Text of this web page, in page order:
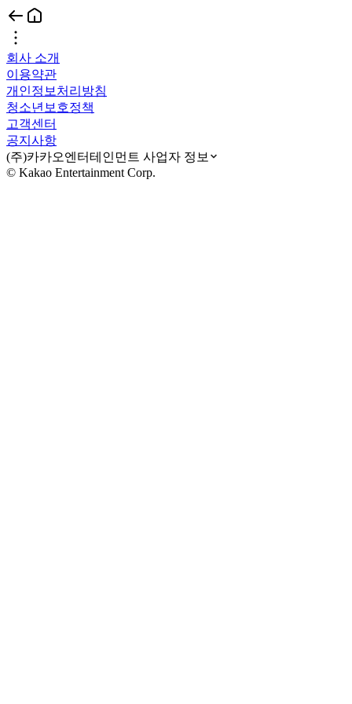
회사 소개
이용약관
개인정보처리방침
청소년보호정책
고객센터
공지사항
(주)카카오엔터테인먼트 사업자 정보
© Kakao Entertainment Corp.